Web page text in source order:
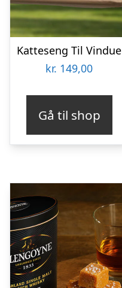
Katteseng Til Vindue
kr. 149,00
Gå til shop